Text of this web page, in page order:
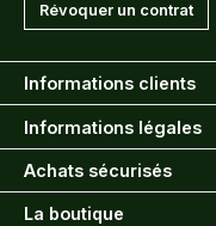
Révoquer un contrat
Informations clients
Informations légales
Achats sécurisés
La boutique